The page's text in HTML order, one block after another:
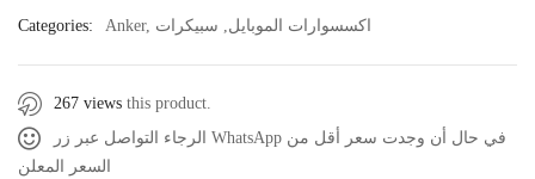
Categories: Anker, اكسسوارات الموبايل, سبيكرات
267 views this product.
الرجاء التواصل عبر زر WhatsApp في حال أن وجدت سعر أقل من
السعر المعلن